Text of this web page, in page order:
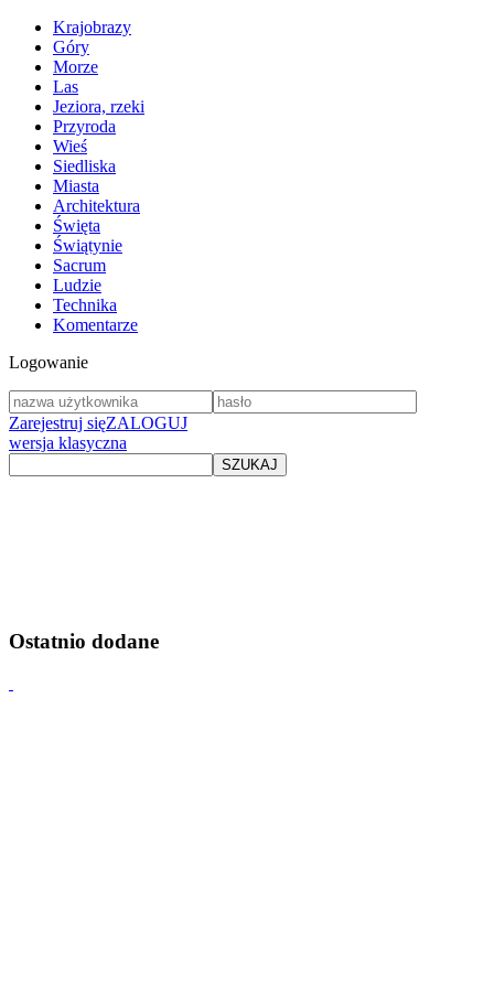
Krajobrazy
Góry
Morze
Las
Jeziora, rzeki
Przyroda
Wieś
Siedliska
Miasta
Architektura
Święta
Świątynie
Sacrum
Ludzie
Technika
Komentarze
Logowanie
Zarejestruj sięZALOGUJ
wersja klasyczna
Ostatnio dodane